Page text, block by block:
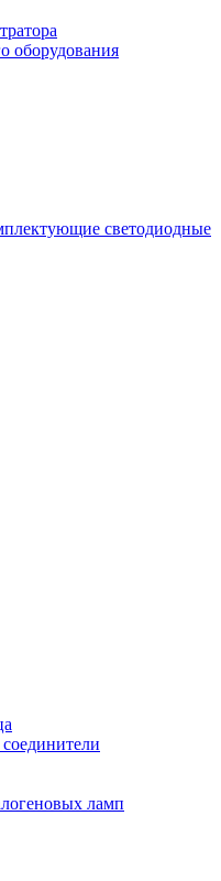
оборудования
светодиодные
ламп